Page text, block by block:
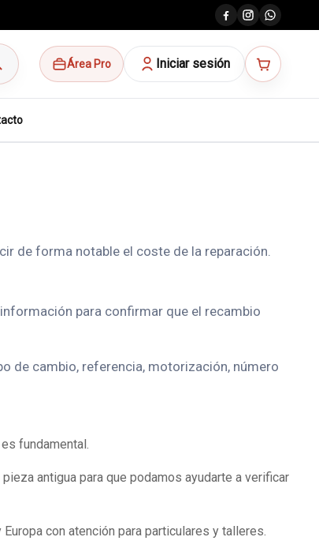
Área Pro Iniciar sesión
de forma notable el coste de la reparación.
para confirmar que el recambio
de cambio, referencia, motorización, número
fundamental.
antigua para que podamos ayudarte a verificar
con atención para particulares y talleres.